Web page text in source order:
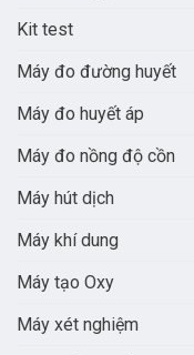
Kit test
Máy đo đường huyết
Máy đo huyết áp
Máy đo nồng độ cồn
Máy hút dịch
Máy khí dung
Máy tạo Oxy
Máy xét nghiệm